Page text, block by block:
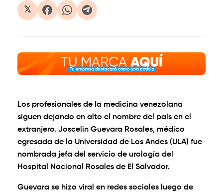
𝕏
Los profesionales de la medicina venezolana
siguen dejando en alto el nombre del país en el
extranjero. Joscelin Guevara Rosales, médico
egresada de la Universidad de Los Andes (ULA) fue
nombrada jefa del servicio de urología del
Hospital Nacional Rosales de El Salvador.
Guevara se hizo viral en redes sociales luego de